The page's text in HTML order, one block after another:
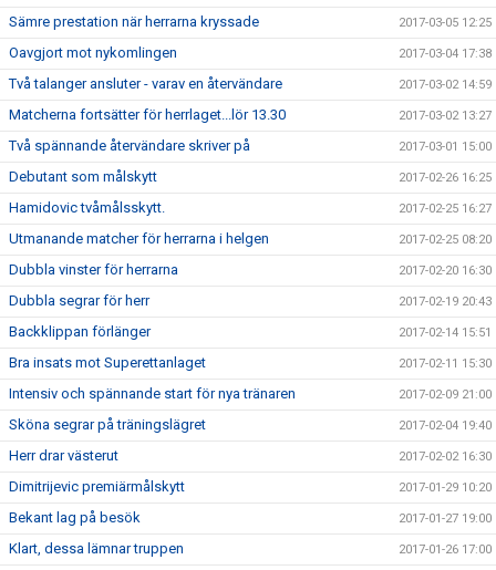
Sämre prestation när herrarna kryssade 2017-03-05 12:25
Oavgjort mot nykomlingen 2017-03-04 17:38
Två talanger ansluter - varav en återvändare 2017-03-02 14:59
Matcherna fortsätter för herrlaget...lör 13.30 2017-03-02 13:27
Två spännande återvändare skriver på 2017-03-01 15:00
Debutant som målskytt 2017-02-26 16:25
Hamidovic tvåmålsskytt. 2017-02-25 16:27
Utmanande matcher för herrarna i helgen 2017-02-25 08:20
Dubbla vinster för herrarna 2017-02-20 16:30
Dubbla segrar för herr 2017-02-19 20:43
Backklippan förlänger 2017-02-14 15:51
Bra insats mot Superettanlaget 2017-02-11 15:30
Intensiv och spännande start för nya tränaren 2017-02-09 21:00
Sköna segrar på träningslägret 2017-02-04 19:40
Herr drar västerut 2017-02-02 16:30
Dimitrijevic premiärmålskytt 2017-01-29 10:20
Bekant lag på besök 2017-01-27 19:00
Klart, dessa lämnar truppen 2017-01-26 17:00